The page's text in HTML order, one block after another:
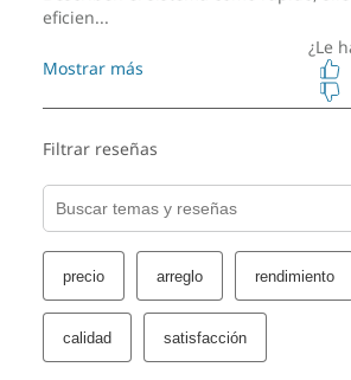
Peso
Color
Eclipse Black
Estos son posibles componentes y cualidades de
mismos no son de carácter contractual y varían
su configuración.
SUSTENTABILIDAD
Material